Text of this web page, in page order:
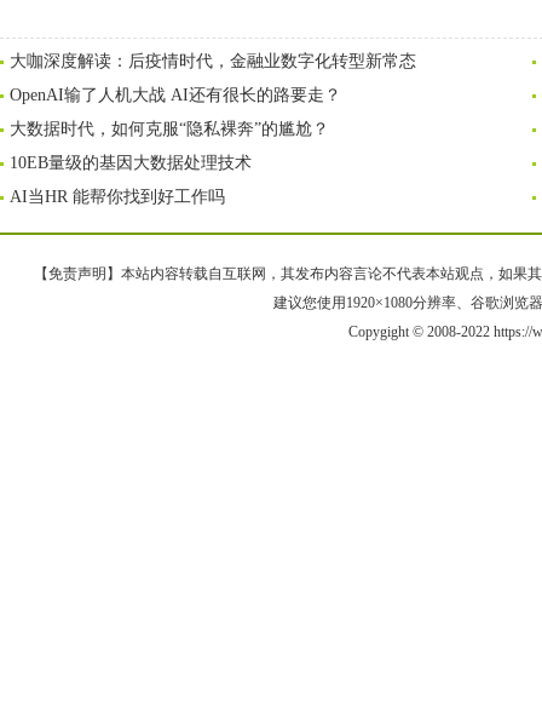
大咖深度解读：后疫情时代，金融业数字化转型新常态
OpenAI输了人机大战 AI还有很长的路要走？
大数据时代，如何克服“隐私裸奔”的尴尬？
10EB量级的基因大数据处理技术
AI当HR 能帮你找到好工作吗
【免责声明】本站内容转载自互联网，其发布内容言论不代表本站观点，如果
建议您使用1920×1080分辨率、谷歌浏览
Copygight © 2008-2022 https://